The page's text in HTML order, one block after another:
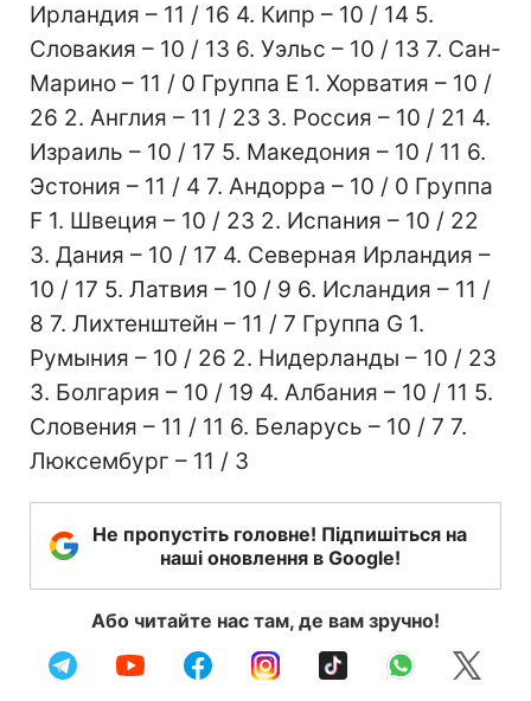
Ирландия – 11 / 16 4. Кипр – 10 / 14 5.
Словакия – 10 / 13 6. Уэльс – 10 / 13 7. Сан-
Марино – 11 / 0 Группа Е 1. Хорватия – 10 /
26 2. Англия – 11 / 23 3. Россия – 10 / 21 4.
Израиль – 10 / 17 5. Македония – 10 / 11 6.
Эстония – 11 / 4 7. Андорра – 10 / 0 Группа
F 1. Швеция – 10 / 23 2. Испания – 10 / 22
3. Дания – 10 / 17 4. Северная Ирландия –
10 / 17 5. Латвия – 10 / 9 6. Исландия – 11 /
8 7. Лихтенштейн – 11 / 7 Группа G 1.
Румыния – 10 / 26 2. Нидерланды – 10 / 23
3. Болгария – 10 / 19 4. Албания – 10 / 11 5.
Словения – 11 / 11 6. Беларусь – 10 / 7 7.
Люксембург – 11 / 3
Не пропустіть головне! Підпишіться на
наші оновлення в Google!
Або читайте нас там, де вам зручно!